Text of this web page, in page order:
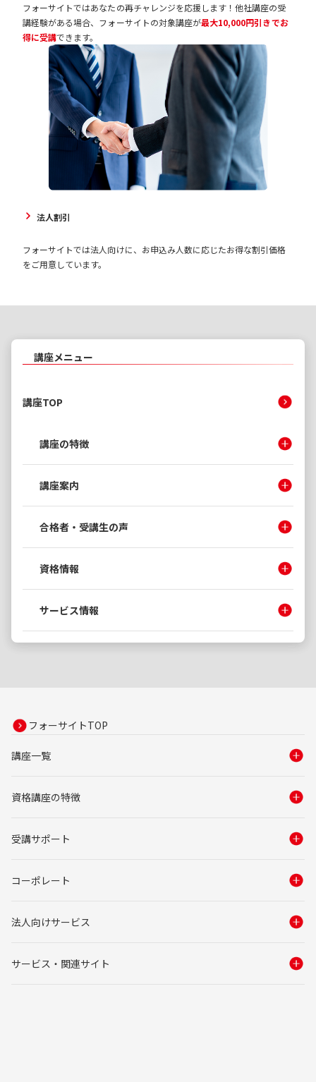
フォーサイトではあなたの再チャレンジを応援します！他社講座の受
講経験がある場合、フォーサイトの対象講座が最大10,000円引きでお
得に受講できます。
法人割引
フォーサイトでは法人向けに、お申込み人数に応じたお得な割引価格
をご用意しています。
講座メニュー
講座TOP
講座の特徴
講座案内
合格者・受講生の声
資格情報
サービス情報
フォーサイトTOP
講座一覧
資格講座の特徴
受講サポート
コーポレート
法人向けサービス
サービス・関連サイト